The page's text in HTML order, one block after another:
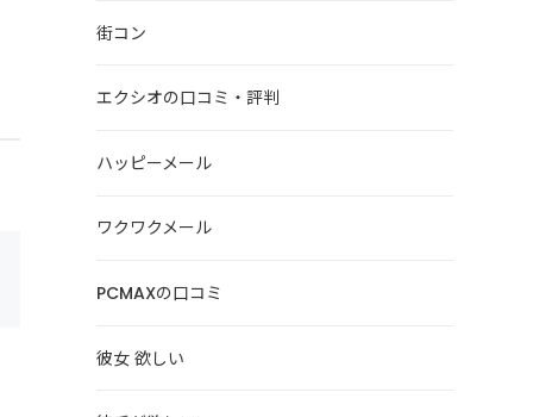
街コン
エクシオの口コミ・評判
ハッピーメール
ワクワクメール
PCMAXの口コミ
彼女 欲しい